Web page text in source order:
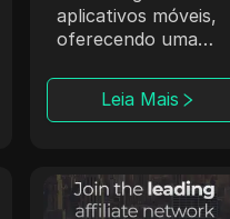
aplicativos móveis,
oferecendo uma
em tempo real e um
programa de
Leia Mais
Affmine